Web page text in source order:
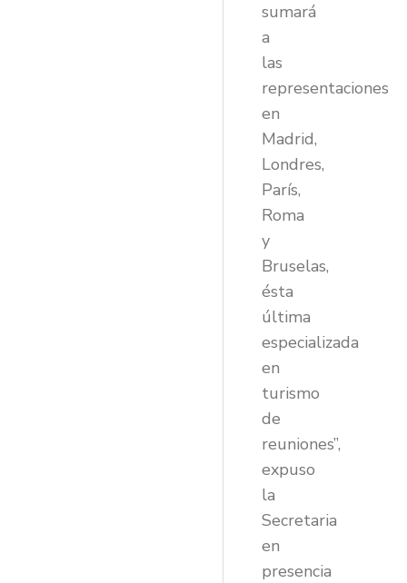
sumará
a
las
representaciones
en
Madrid,
Londres,
París,
Roma
y
Bruselas,
ésta
última
especializada
en
turismo
de
reuniones”,
expuso
la
Secretaria
en
presencia